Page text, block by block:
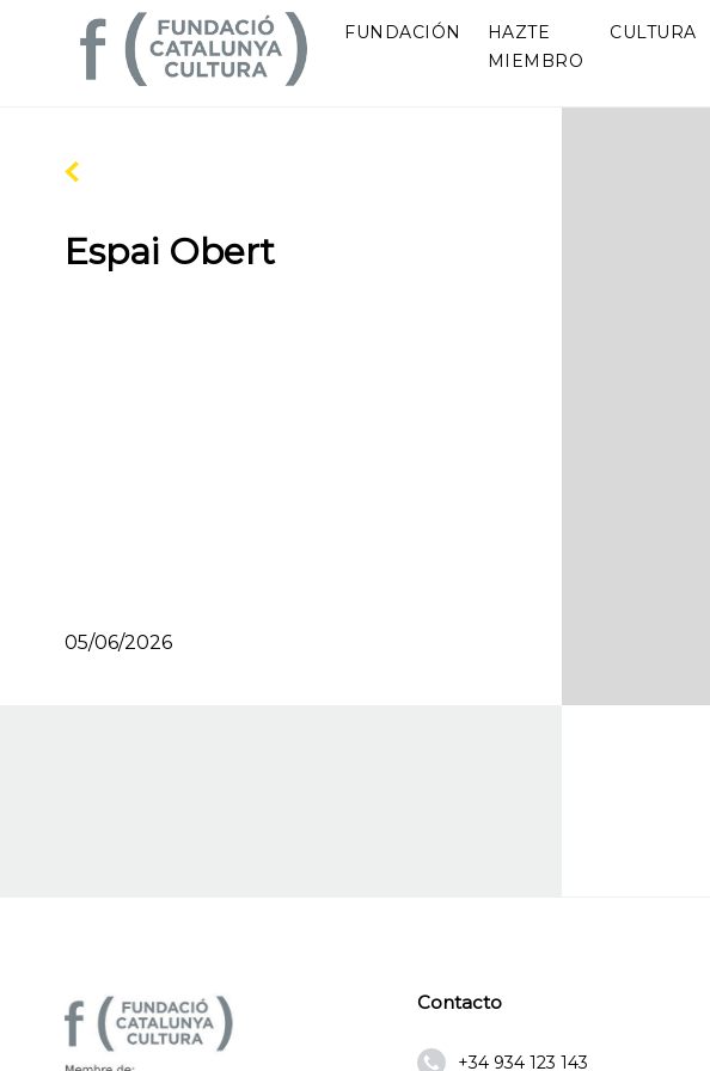
FUNDACIÓN
HAZTE
MIEMBRO
CULTURA
Espai Obert
05/06/2026
Contacto
+34 934 123 143